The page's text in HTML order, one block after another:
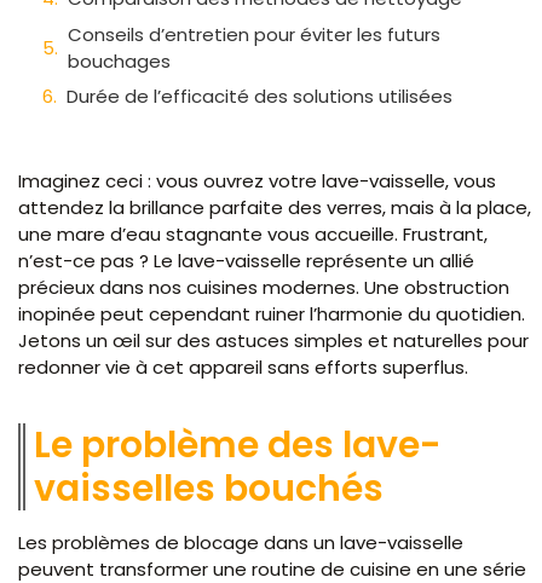
Conseils d’entretien pour éviter les futurs
bouchages
Durée de l’efficacité des solutions utilisées
Imaginez ceci : vous ouvrez votre lave-vaisselle, vous
attendez la brillance parfaite des verres, mais à la place,
une mare d’eau stagnante vous accueille. Frustrant,
n’est-ce pas ? Le lave-vaisselle représente un allié
précieux dans nos cuisines modernes. Une obstruction
inopinée peut cependant ruiner l’harmonie du quotidien.
Jetons un œil sur des astuces simples et naturelles pour
redonner vie à cet appareil sans efforts superflus.
Le problème des lave-
vaisselles bouchés
Les problèmes de blocage dans un lave-vaisselle
peuvent transformer une routine de cuisine en une série